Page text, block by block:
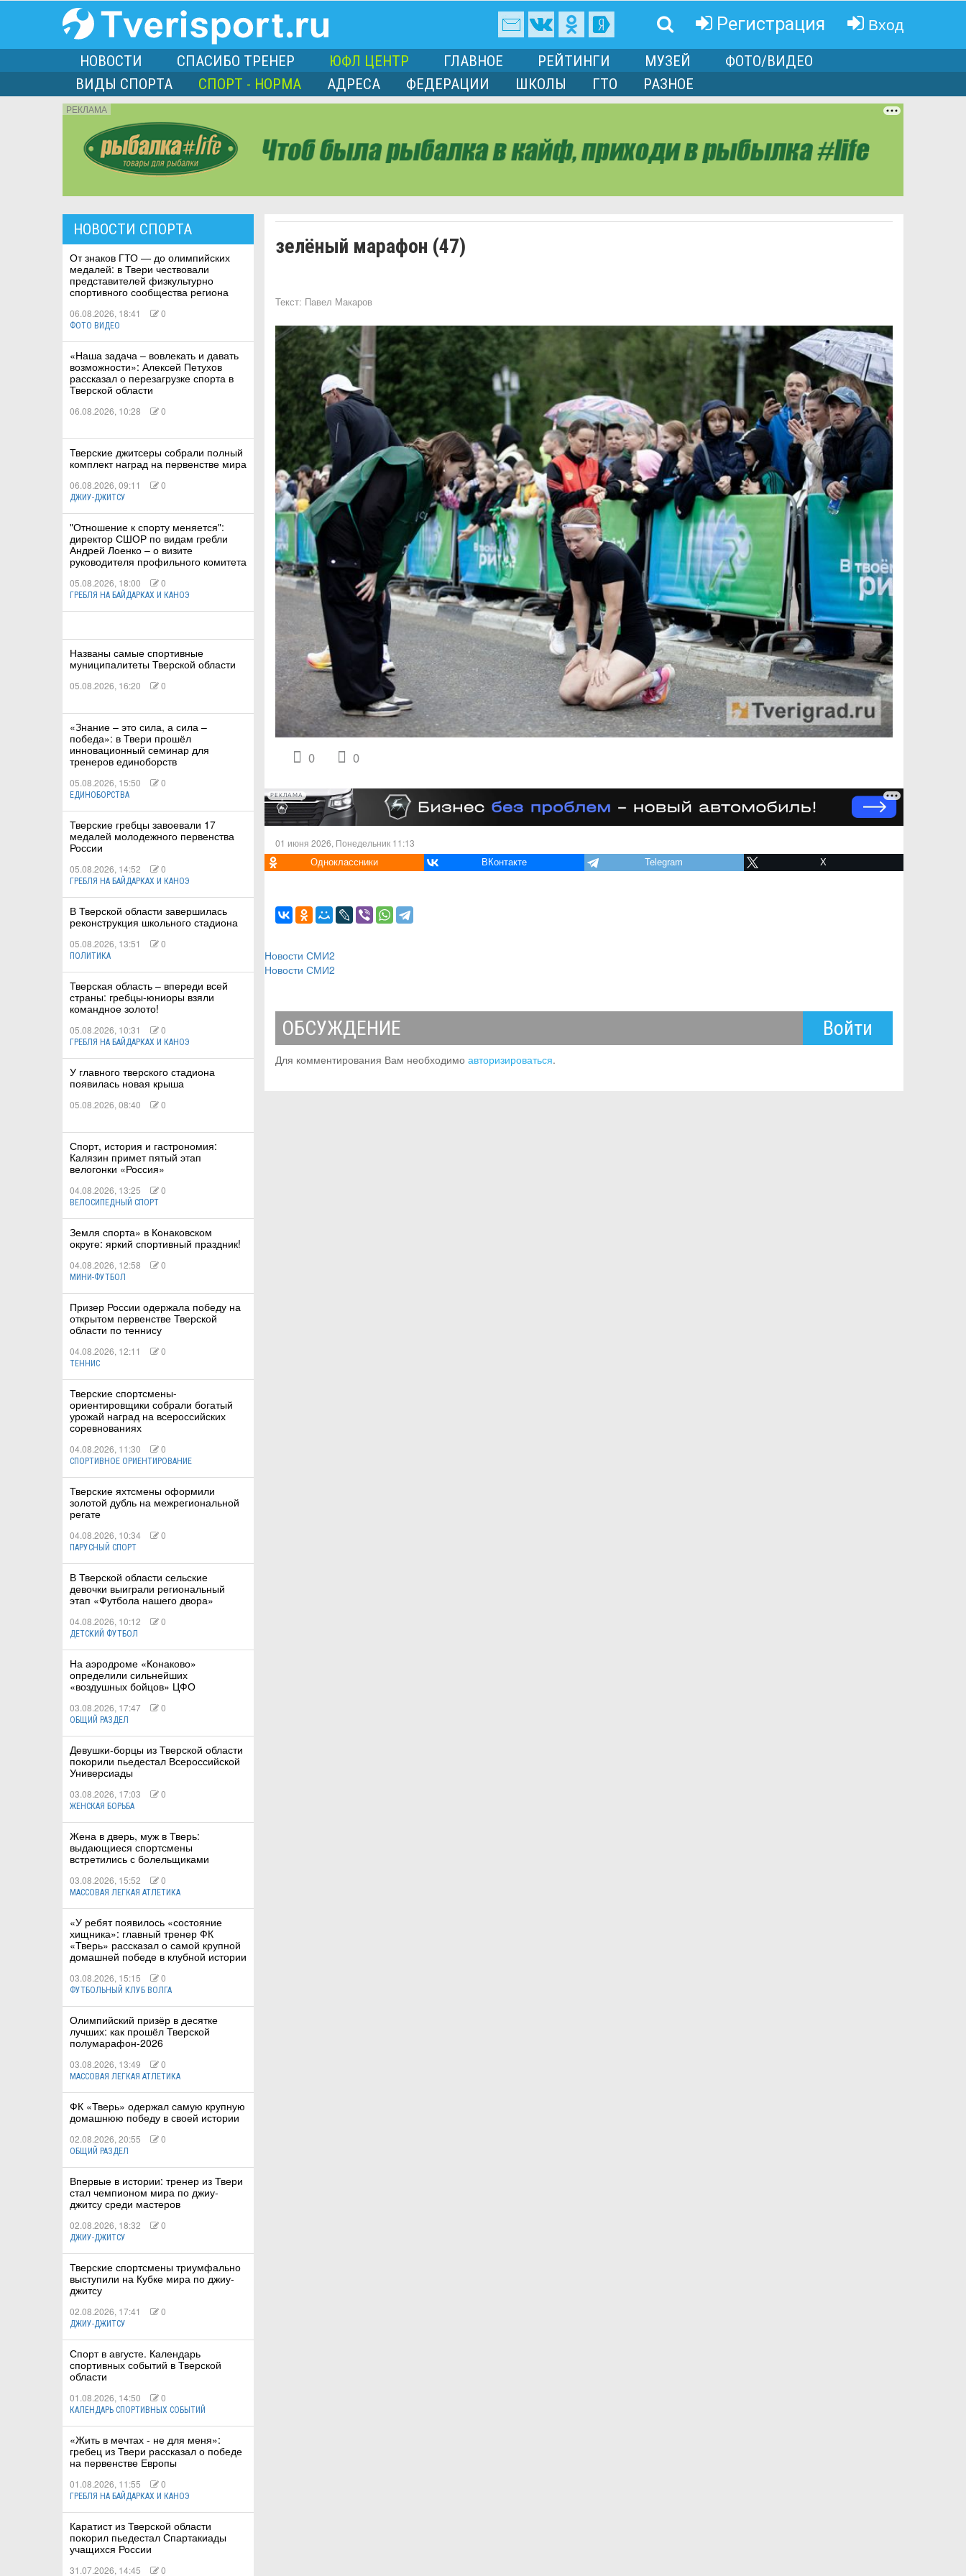
Регистрация Вход
НОВОСТИ СПАСИБО ТРЕНЕР ЮФЛ ЦЕНТР ГЛАВНОЕ РЕЙТИНГИ МУЗЕЙ
ФОТО/ВИДЕО
ВИДЫ СПОРТА
СПОРТ - НОРМА АДРЕСА ФЕДЕРАЦИИ ШКОЛЫ ГТО РАЗНОЕ
РЕКЛАМА
НОВОСТИ СПОРТА
От знаков ГТО — до олимпийских
медалей: в Твери чествовали
представителей физкультурно
спортивного сообщества региона
06.08.2026, 18:41 0
ФОТО ВИДЕО
«Наша задача – вовлекать и давать
возможности»: Алексей Петухов
рассказал о перезагрузке спорта в
Тверской области
06.08.2026, 10:28 0
Тверские джитсеры собрали полный
комплект наград на первенстве мира
06.08.2026, 09:11 0
ДЖИУ-ДЖИТСУ
"Отношение к спорту меняется":
директор СШОР по видам гребли
Андрей Лоенко – о визите
руководителя профильного комитета
05.08.2026, 18:00 0
ГРЕБЛЯ НА БАЙДАРКАХ И КАНОЭ
Названы самые спортивные
муниципалитеты Тверской области
05.08.2026, 16:20 0
«Знание – это сила, а сила –
победа»: в Твери прошёл
инновационный семинар для
тренеров единоборств
05.08.2026, 15:50 0
ЕДИНОБОРСТВА
Тверские гребцы завоевали 17
медалей молодежного первенства
России
05.08.2026, 14:52 0
ГРЕБЛЯ НА БАЙДАРКАХ И КАНОЭ
В Тверской области завершилась
реконструкция школьного стадиона
05.08.2026, 13:51 0
ПОЛИТИКА
Тверская область – впереди всей
страны: гребцы-юниоры взяли
командное золото!
05.08.2026, 10:31 0
ГРЕБЛЯ НА БАЙДАРКАХ И КАНОЭ
У главного тверского стадиона
появилась новая крыша
05.08.2026, 08:40 0
Спорт, история и гастрономия:
Калязин примет пятый этап
велогонки «Россия»
04.08.2026, 13:25 0
ВЕЛОСИПЕДНЫЙ СПОРТ
Земля спорта» в Конаковском
округе: яркий спортивный праздник!
04.08.2026, 12:58 0
МИНИ-ФУТБОЛ
Призер России одержала победу на
открытом первенстве Тверской
области по теннису
04.08.2026, 12:11 0
ТЕННИС
Тверские спортсмены-
ориентировщики собрали богатый
урожай наград на всероссийских
соревнованиях
04.08.2026, 11:30 0
СПОРТИВНОЕ ОРИЕНТИРОВАНИЕ
Тверские яхтсмены оформили
золотой дубль на межрегиональной
регате
04.08.2026, 10:34 0
ПАРУСНЫЙ СПОРТ
В Тверской области сельские
девочки выиграли региональный
этап «Футбола нашего двора»
04.08.2026, 10:12 0
ДЕТСКИЙ ФУТБОЛ
На аэродроме «Конаково»
определили сильнейших
«воздушных бойцов» ЦФО
03.08.2026, 17:47 0
ОБЩИЙ РАЗДЕЛ
Девушки-борцы из Тверской области
покорили пьедестал Всероссийской
Универсиады
03.08.2026, 17:03 0
ЖЕНСКАЯ БОРЬБА
Жена в дверь, муж в Тверь:
выдающиеся спортсмены
встретились с болельщиками
03.08.2026, 15:52 0
МАССОВАЯ ЛЕГКАЯ АТЛЕТИКА
«У ребят появилось «состояние
хищника»: главный тренер ФК
«Тверь» рассказал о самой крупной
домашней победе в клубной истории
03.08.2026, 15:15 0
ФУТБОЛЬНЫЙ КЛУБ ВОЛГА
Олимпийский призёр в десятке
лучших: как прошёл Тверской
полумарафон-2026
03.08.2026, 13:49 0
МАССОВАЯ ЛЕГКАЯ АТЛЕТИКА
ФК «Тверь» одержал самую крупную
домашнюю победу в своей истории
02.08.2026, 20:55 0
ОБЩИЙ РАЗДЕЛ
Впервые в истории: тренер из Твери
стал чемпионом мира по джиу-
джитсу среди мастеров
02.08.2026, 18:32 0
ДЖИУ-ДЖИТСУ
Тверские спортсмены триумфально
выступили на Кубке мира по джиу-
джитсу
02.08.2026, 17:41 0
ДЖИУ-ДЖИТСУ
Спорт в августе. Календарь
спортивных событий в Тверской
области
01.08.2026, 14:50 0
КАЛЕНДАРЬ СПОРТИВНЫХ СОБЫТИЙ
«Жить в мечтах - не для меня»:
гребец из Твери рассказал о победе
на первенстве Европы
01.08.2026, 11:55 0
ГРЕБЛЯ НА БАЙДАРКАХ И КАНОЭ
Каратист из Тверской области
покорил пьедестал Спартакиады
учащихся России
31.07.2026, 14:45 0
зелёный марафон (47)
Текст: Павел Макаров
0 0
РЕКЛАМА
01 июня 2026, Понедельник 11:13
Одноклассники ВКонтакте Telegram X
Новости СМИ2
Новости СМИ2
ОБСУЖДЕНИЕ Войти
Для комментирования Вам необходимоавторизироваться.